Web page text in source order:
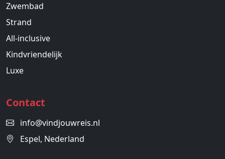
Zwembad
Strand
All-inclusive
Kindvriendelijk
Luxe
Contact
info@vindjouwreis.nl
Espel, Nederland